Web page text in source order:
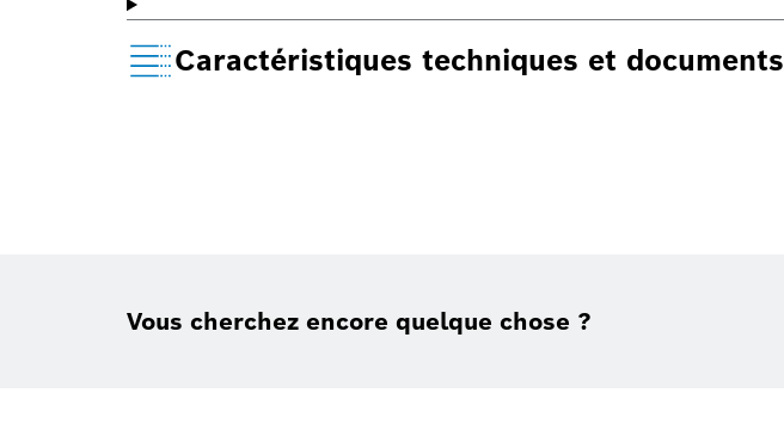
Caractéristiques techniques et documents
Vous cherchez encore quelque chose ?